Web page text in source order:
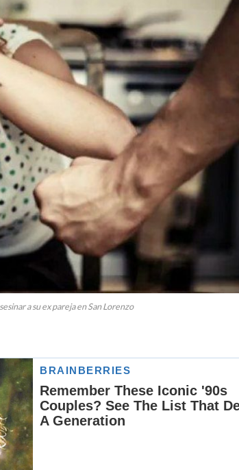
a su ex pareja en San Lorenzo